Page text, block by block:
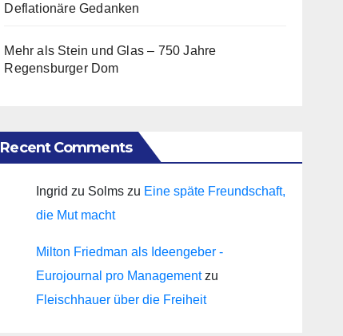
Deflationäre Gedanken
Mehr als Stein und Glas – 750 Jahre
Regensburger Dom
Recent Comments
Ingrid zu Solms zu Eine späte Freundschaft,
die Mut macht
Milton Friedman als Ideengeber -
Eurojournal pro Managementzu
Fleischhauer über die Freiheit